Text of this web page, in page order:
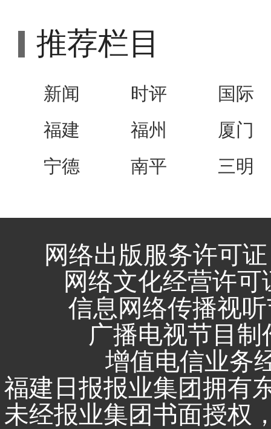
推荐栏目
新闻 时评
国际
福建
福州
厦门
宁德
南平 三明
网络出版服务许可
网络文化经营许可
信息网络传播视
广播电视节目
增值电信业务
福建日报报业集团拥有
未经报业集团书面授权